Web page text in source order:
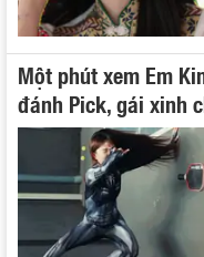
Một phút xem Em
đánh Pick, gái xinh